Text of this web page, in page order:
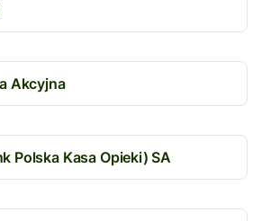
Akcyjna
Polska Kasa Opieki) SA